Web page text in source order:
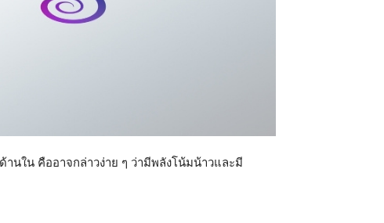
นใน คืออาจกล่าวง่าย ๆ ว่ามีพลังโน้มน้าวและมี